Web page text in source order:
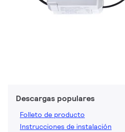
Descargas populares
Folleto de producto
Instrucciones de instalación